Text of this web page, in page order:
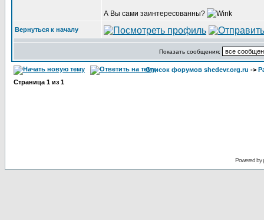
А Вы сами заинтересованны?
Вернуться к началу
Показать сообщения:
Список форумов shedevr.org.ru ->
Страница 1 из 1
Powered by